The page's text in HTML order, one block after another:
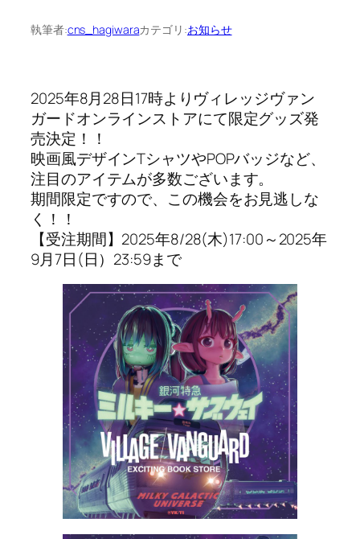
執筆者:cns_hagiwaraカテゴリ:お知らせ
2025年8月28日17時よりヴィレッジヴァン
ガードオンラインストアにて限定グッズ発
売決定！！
映画風デザインTシャツやPOPバッジなど、
注目のアイテムが多数ございます。
期間限定ですので、この機会をお見逃しな
く！！
【受注期間】2025年8/28(木)17:00～2025年
9月7日(日）23:59まで